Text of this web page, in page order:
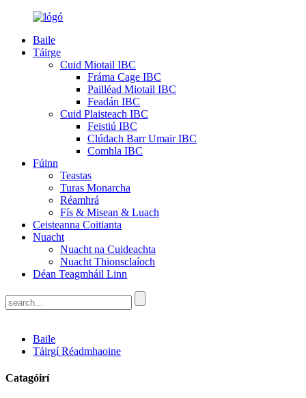
Baile
Táirge
Cuid Miotail IBC
Fráma Cage IBC
Pailléad Miotail IBC
Feadán IBC
Cuid Plaisteach IBC
Feistiú IBC
Clúdach Barr Umair IBC
Comhla IBC
Fúinn
Teastas
Turas Monarcha
Réamhrá
Fís & Misean & Luach
Ceisteanna Coitianta
Nuacht
Nuacht na Cuideachta
Nuacht Thionsclaíoch
Déan Teagmháil Linn
Baile
Táirgí Réadmhaoine
Catagóirí